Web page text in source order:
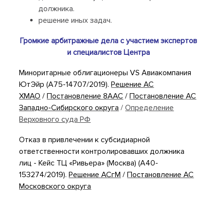
должника.
решение иных задач.
Громкие арбитражные дела с участием экспертов
и специалистов Центра
Миноритарные облигационеры VS Авиакомпания
ЮтЭйр (А75-14707/2019).Решение АС
ХМАО /Постановление 8ААС / Постановление АС
Западно-Сибирского округа /Определение
Верховного суда РФ
Отказ в привлечении к субсидиарной
ответственности контролировавших должника
лиц - Кейс ТЦ «Ривьера» (Москва) (А40-
153274/2019).Решение АСгМ /Постановление АС
Московского округа